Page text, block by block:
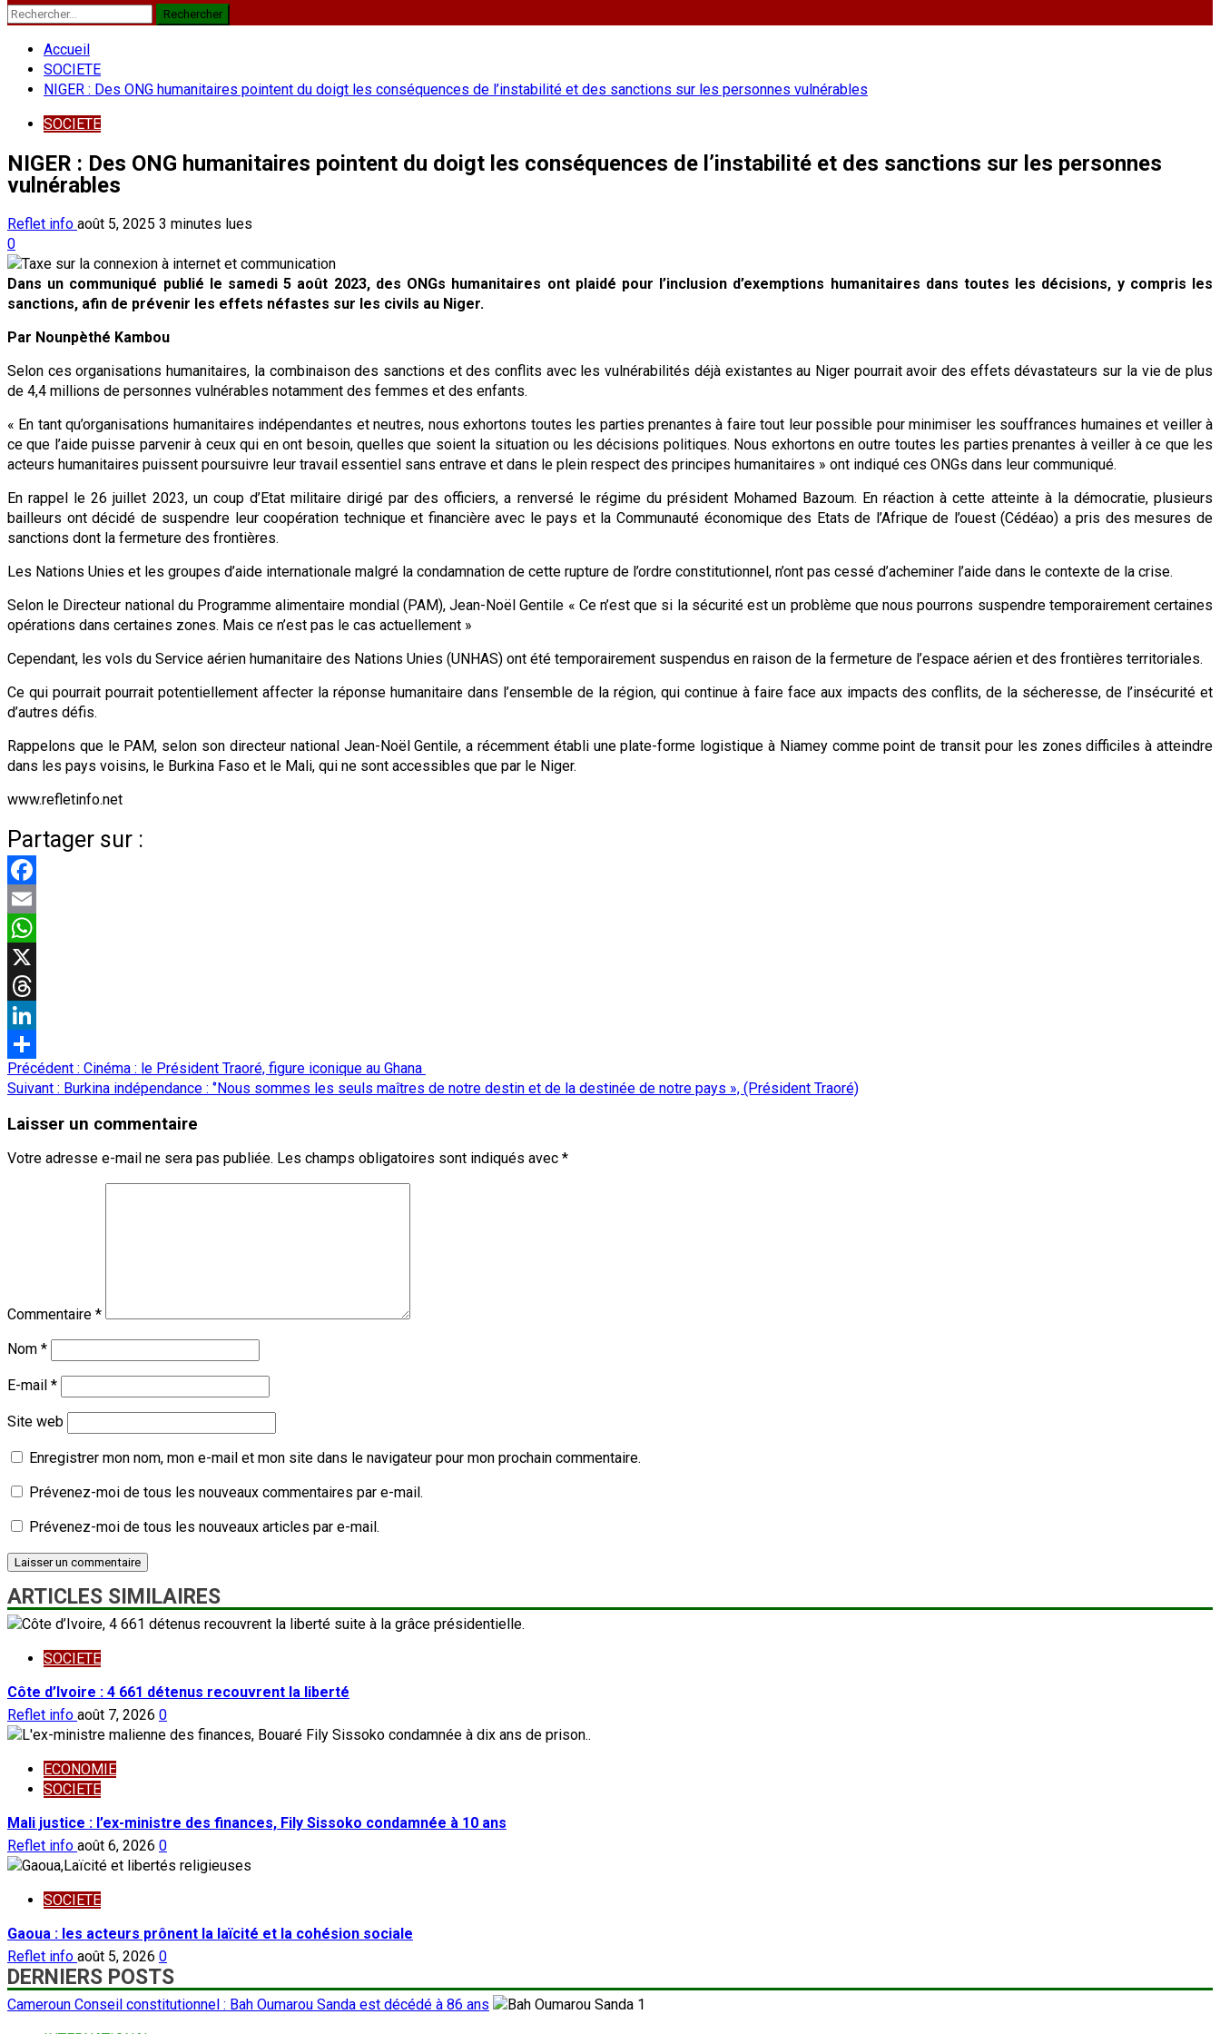
Rechercher :
Accueil
SOCIETE
NIGER : Des ONG humanitaires pointent du doigt les conséquences de l’instabilité et des sanctions sur les personnes vulnérables
SOCIETE
NIGER : Des ONG humanitaires pointent du doigt les conséquences de l’instabilité et des sanctions sur les personnes
vulnérables
Reflet info août 5, 2025 3 minutes lues
0
Dans un communiqué publié le samedi 5 août 2023, des ONGs humanitaires ont plaidé pour l’inclusion d’exemptions humanitaires dans toutes les décisions, y compris les
sanctions, afin de prévenir les effets néfastes sur les civils au Niger.
Par Nounpèthé Kambou
Selon ces organisations humanitaires, la combinaison des sanctions et des conflits avec les vulnérabilités déjà existantes au Niger pourrait avoir des effets dévastateurs sur la vie de plus
de 4,4 millions de personnes vulnérables notamment des femmes et des enfants.
« En tant qu’organisations humanitaires indépendantes et neutres, nous exhortons toutes les parties prenantes à faire tout leur possible pour minimiser les souffrances humaines et veiller à
ce que l’aide puisse parvenir à ceux qui en ont besoin, quelles que soient la situation ou les décisions politiques. Nous exhortons en outre toutes les parties prenantes à veiller à ce que les
acteurs humanitaires puissent poursuivre leur travail essentiel sans entrave et dans le plein respect des principes humanitaires » ont indiqué ces ONGs dans leur communiqué.
En rappel le 26 juillet 2023, un coup d’Etat militaire dirigé par des officiers, a renversé le régime du président Mohamed Bazoum. En réaction à cette atteinte à la démocratie, plusieurs
bailleurs ont décidé de suspendre leur coopération technique et financière avec le pays et la Communauté économique des Etats de l’Afrique de l’ouest (Cédéao) a pris des mesures de
sanctions dont la fermeture des frontières.
Les Nations Unies et les groupes d’aide internationale malgré la condamnation de cette rupture de l’ordre constitutionnel, n’ont pas cessé d’acheminer l’aide dans le contexte de la crise.
Selon le Directeur national du Programme alimentaire mondial (PAM), Jean-Noël Gentile « Ce n’est que si la sécurité est un problème que nous pourrons suspendre temporairement certaines
opérations dans certaines zones. Mais ce n’est pas le cas actuellement »
Cependant, les vols du Service aérien humanitaire des Nations Unies (UNHAS) ont été temporairement suspendus en raison de la fermeture de l’espace aérien et des frontières territoriales.
Ce qui pourrait pourrait potentiellement affecter la réponse humanitaire dans l’ensemble de la région, qui continue à faire face aux impacts des conflits, de la sécheresse, de l’insécurité et
d’autres défis.
Rappelons que le PAM, selon son directeur national Jean-Noël Gentile, a récemment établi une plate-forme logistique à Niamey comme point de transit pour les zones difficiles à atteindre
dans les pays voisins, le Burkina Faso et le Mali, qui ne sont accessibles que par le Niger.
www.refletinfo.net
Partager sur :
Facebook
Email
WhatsApp
X
Threads
LinkedIn
Partager
Navigation
d’article
Précédent : Cinéma : le Président Traoré, figure iconique au Ghana
Suivant : Burkina indépendance : ‘’Nous sommes les seuls maîtres de notre destin et de la destinée de notre pays », (Président Traoré)
Laisser un commentaire
Votre adresse e-mail ne sera pas publiée. Les champs obligatoires sont indiqués avec *
Commentaire *
Nom *
E-mail *
Site web
Enregistrer mon nom, mon e-mail et mon site dans le navigateur pour mon prochain commentaire.
Prévenez-moi de tous les nouveaux commentaires par e-mail.
Prévenez-moi de tous les nouveaux articles par e-mail.
ARTICLES SIMILAIRES
SOCIETE
Côte d’Ivoire : 4 661 détenus recouvrent la liberté
Reflet info août 7, 2026 0
ECONOMIE
SOCIETE
Mali justice : l’ex-ministre des finances, Fily Sissoko condamnée à 10 ans
Reflet info août 6, 2026 0
SOCIETE
Gaoua : les acteurs prônent la laïcité et la cohésion sociale
Reflet info août 5, 2026 0
DERNIERS POSTS
Cameroun Conseil constitutionnel : Bah Oumarou Sanda est décédé à 86 ans
1